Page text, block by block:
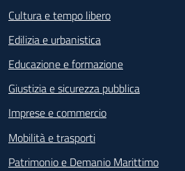
Cultura e tempo libero
Edilizia e urbanistica
Educazione e formazione
Giustizia e sicurezza pubblica
Imprese e commercio
Mobilità e trasporti
Patrimonio e Demanio Marittimo